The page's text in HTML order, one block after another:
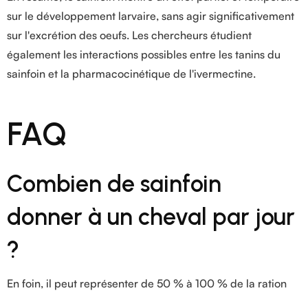
sur le développement larvaire, sans agir significativement
sur l'excrétion des oeufs. Les chercheurs étudient
également les interactions possibles entre les tanins du
sainfoin et la pharmacocinétique de l'ivermectine.
FAQ
Combien de sainfoin
donner à un cheval par jour
?
En foin, il peut représenter de 50 % à 100 % de la ration